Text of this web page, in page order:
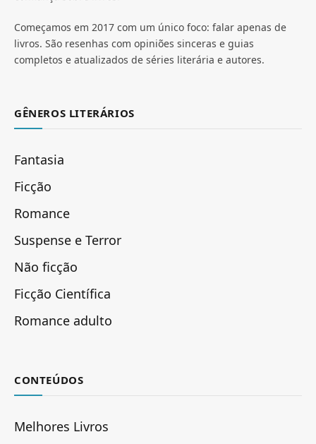
Começamos em 2017 com um único foco: falar apenas de
livros. São resenhas com opiniões sinceras e guias
completos e atualizados de séries literária e autores.
GÊNEROS LITERÁRIOS
Fantasia
Ficção
Romance
Suspense e Terror
Não ficção
Ficção Científica
Romance adulto
CONTEÚDOS
Melhores Livros